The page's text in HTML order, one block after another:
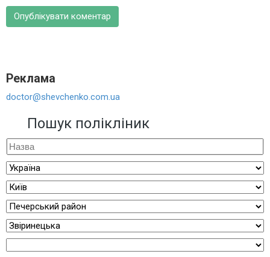
Реклама
doctor@shevchenko.com.ua
Пошук полікліник